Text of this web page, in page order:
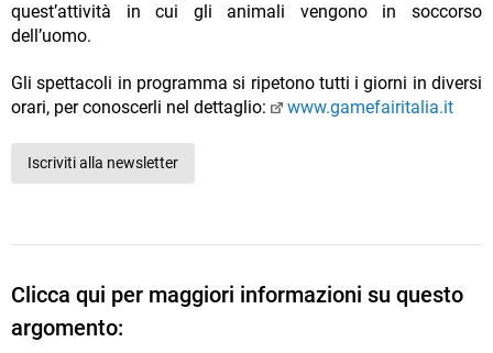
quest’attività in cui gli animali vengono in soccorso
dell’uomo.
Gli spettacoli in programma si ripetono tutti i giorni in diversi
orari, per conoscerli nel dettaglio:
www.gamefairitalia.it
Iscriviti alla newsletter
Clicca qui per maggiori informazioni su questo
argomento: